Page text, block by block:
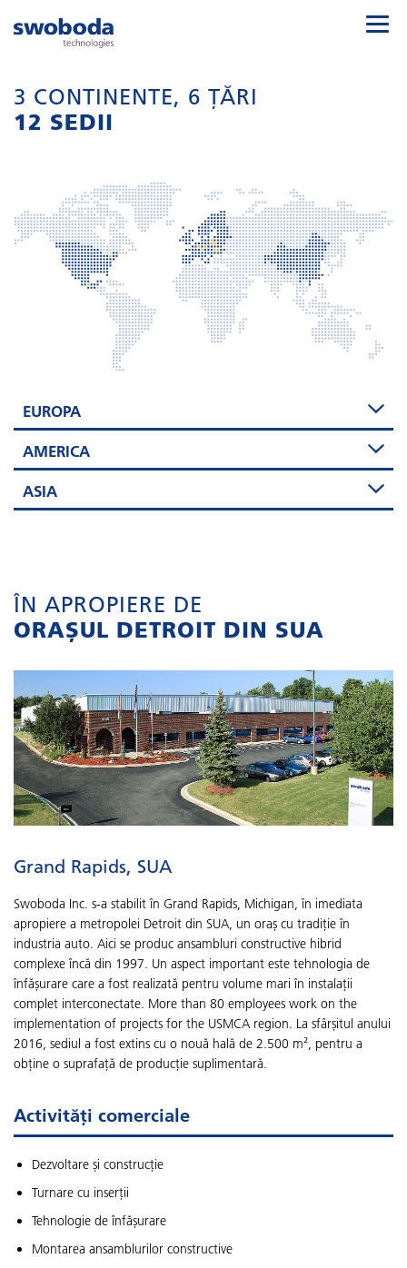
3 CONTINENTE, 6 ȚĂRI
12 SEDII
EUROPA
AMERICA
ASIA
ÎN APROPIERE DE
ORAȘUL DETROIT DIN SUA
Grand Rapids, SUA
Swoboda Inc. s-a stabilit în Grand Rapids, Michigan, în imediata
apropiere a metropolei Detroit din SUA, un oraș cu tradiție în
industria auto. Aici se produc ansambluri constructive hibrid
complexe încă din 1997. Un aspect important este tehnologia de
înfășurare care a fost realizată pentru volume mari în instalații
complet interconectate. More than 80 employees work on the
implementation of projects for the USMCA region. La sfârșitul anului
2016, sediul a fost extins cu o nouă hală de 2.500 m², pentru a
obține o suprafață de producție suplimentară.
Activități comerciale
Dezvoltare și construcție
Turnare cu inserții
Tehnologie de înfășurare
Montarea ansamblurilor constructive